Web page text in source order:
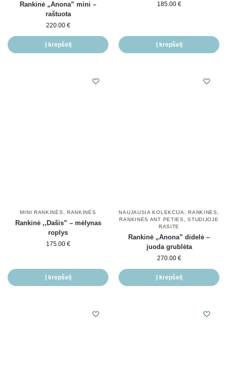
Rankinė „Anona” mini –
raštuota
220.00 €
Į krepšelį
185.00 €
Į krepšelį
MINI RANKINĖS RANKINĖS
Rankinė ,,Dašis” – mėlynas
roplys
175.00 €
Į krepšelį
NAUJAUSIA KOLEKCIJA ,RANKINĖS
RANKINĖS ANT PETIES
,STUDIJOJE
RASITE
Rankinė „Anona” didelė –
juoda grublėta
270.00 €
Į krepšelį